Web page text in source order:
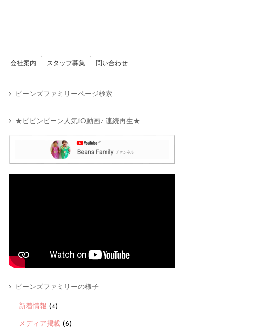
会社案内 スタッフ募集 問い合わせ
ビーンズファミリーページ検索
★ビビンビーン人気10動画♪ 連続再生★
ビーンズファミリーの様子
新着情報 (4)
メディア掲載 (6)